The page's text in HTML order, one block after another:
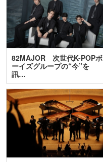
82MAJOR 次世代K-POPボ
ーイズグループの“今”を
訊…